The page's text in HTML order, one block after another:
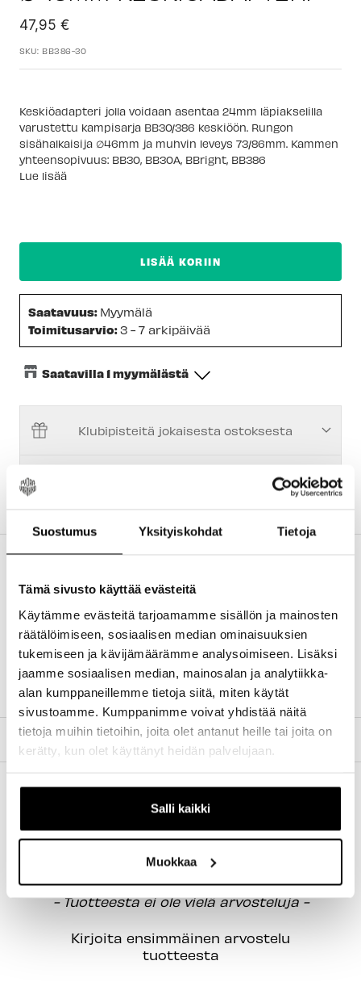
Suostumus Yksityiskohdat Tietoja
Tämä sivusto käyttää evästeitä
Käytämme evästeitä tarjoamamme sisällön ja mainosten
räätälöimiseen, sosiaalisen median ominaisuuksien
tukemiseen ja kävijämäärämme analysoimiseen. Lisäksi
jaamme sosiaalisen median, mainosalan ja analytiikka-
alan kumppaneillemme tietoja siitä, miten käytät
sivustoamme. Kumppanimme voivat yhdistää näitä
tietoja muihin tietoihin, joita olet antanut heille tai joita on
kerätty, kun olet käyttänyt heidän palvelujaan.
Salli kaikki
Muokkaa
Alennushinta
47,95 €
SKU: BB386-30
Keskiöadapteri jolla voidaan asentaa 24mm läpiakselilla
varustettu kampisarja BB30/386 keskiöön. Rungon
sisähalkaisija ∅46mm ja muhvin leveys 73/86mm. Kammen
yhteensopivuus: BB30, BB30A, BBright, BB386
Lue lisää
LISÄÄ KORIIN
Saatavuus: Myymälä
Toimitusarvio:3 - 7 arkipäivää
Saatavilla 1 myymälästä
Keskusvarasto-Tilapäisesti loppu
Espoon Myymälä-Tilapäisesti loppu
Vantaan myymälä-Tilapäisesti loppu
Turun myymälä
Kuopion myymälä - Saatavilla
Joensuun myymälä
Imatran myymälä-
Tilapäisesti loppu
Jyväskylän myymälä-Tilapäisesti loppu
Lappeenrannan myymälä-Tilapäisesti loppu
Klubipisteitä jokaisesta ostoksesta
Ilmainen 14 päivän palautusoikeus
TUOTEKUVAUS
Keskiöadapteri jolla voidaan asentaa 24mm
keskiöön. Rungon sisähalkaisija ∅46mm ja
muhvin leveys 73/86mm.
Kammen yhteensopivuus:BB30, BB30A,
BBright, BB386
TILAUS JA MAKSUTAVAT
- Tuotteesta ei ole vielä arvosteluja -
Kirjoita ensimmäinen arvostelu
tuotteesta
New content loaded